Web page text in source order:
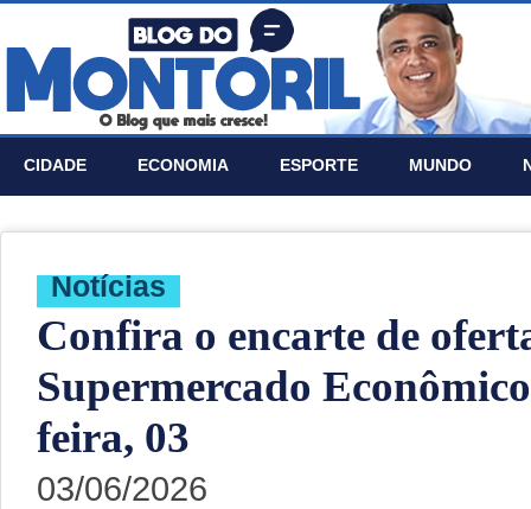
CIDADE ECONOMIA ESPORTE MUNDO
Notí­cias
Confira o encarte de
Supermercado
feira, 03
03/06/2026